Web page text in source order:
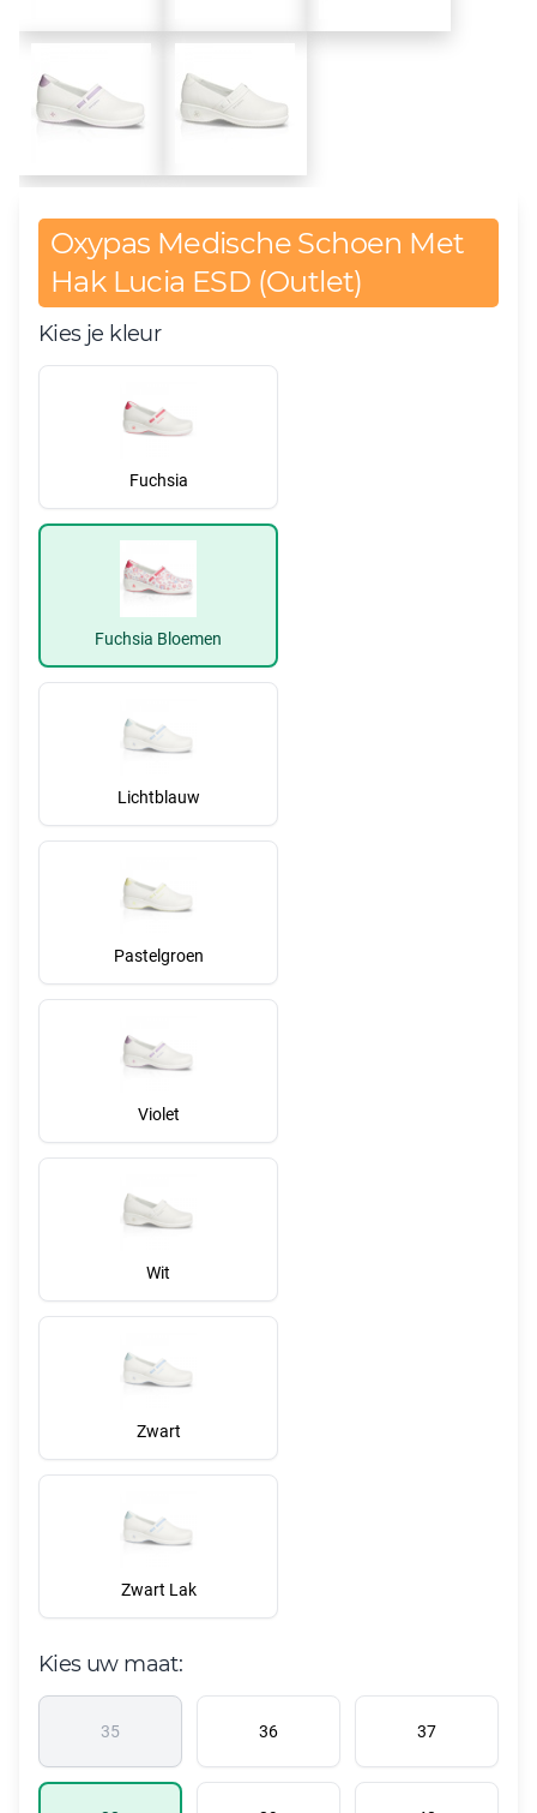
Oxypas Medische Schoen Met
Hak Lucia ESD (Outlet)
Kies je kleur
Fuchsia
Fuchsia Bloemen
Lichtblauw
Pastelgroen
Violet
Wit
Zwart
Zwart Lak
Kies uw maat:
35 36 37